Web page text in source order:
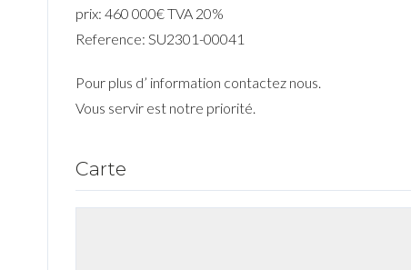
prix: 460 000€ TVA 20%
Reference: SU2301-00041
Pour plus d’ information contactez nous.
Vous servir est notre priorité.
Carte